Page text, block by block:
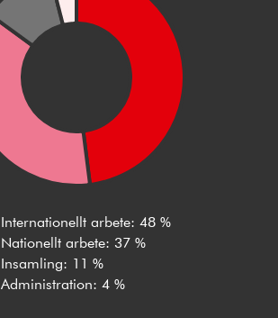
Internationellt arbete: 48 %
Nationellt arbete: 37 %
Insamling: 11 %
Administration: 4 %